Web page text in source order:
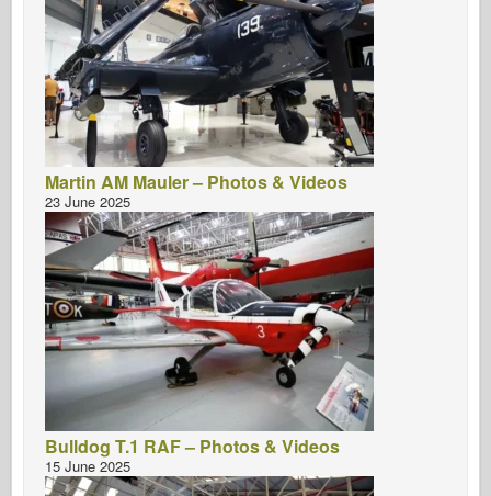
Martin AM Mauler – Photos & Videos
23 June 2025
Bulldog T.1 RAF – Photos & Videos
15 June 2025